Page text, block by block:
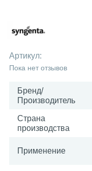
Артикул:
Пока нет отзывов
Бренд/
Производитель
Страна
производства
Применение